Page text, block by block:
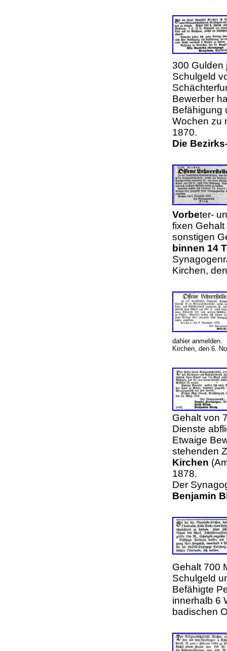
300 Gulden
Schulgeld
Bewerber
Befähigung
Wochen zu
1870.
Die
Vorbeter-
fixen
sonstigen
binnen 14
Kirchen,
dahier anmelden.
Kirchen, den 6.
Gehalt von
Dienste
Etwaige
stehenden
Kirchen
1878.
Der
Benjamin
Gehalt 700
Schulgeld
Befähigte
innerhalb 6
badischen